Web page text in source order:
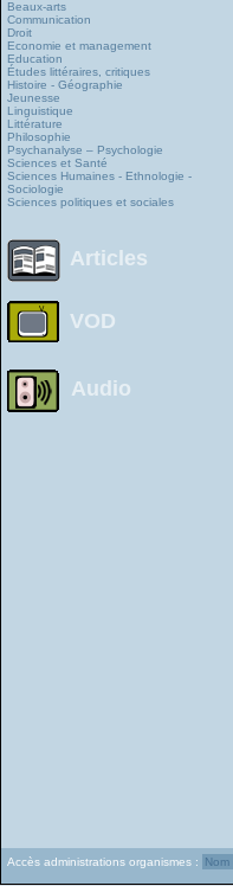
Beaux-arts
Communication
Droit
Economie et management
Education
Études littéraires, critiques
Histoire - Géographie
Jeunesse
Linguistique
Littérature
Philosophie
Psychanalyse – Psychologie
Sciences et Santé
Sciences Humaines - Ethnologie -
Sociologie
Sciences politiques et sociales
Articles
VOD
Audio
Accès administrations organismes :